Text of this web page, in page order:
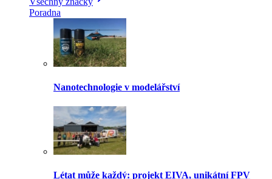
Poradna
Nanotechnologie v modelářství
Létat může každý: projekt EIVA, unikátní FPV